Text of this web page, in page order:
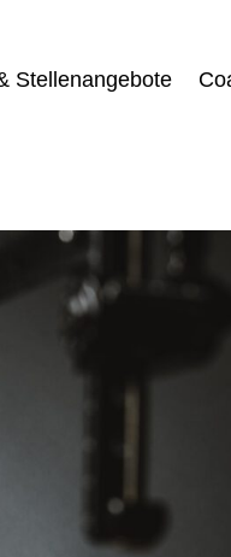
Stellenangebote